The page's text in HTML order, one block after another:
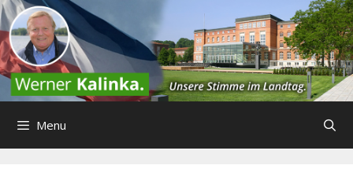
Zum
Inhalt
springen
Menu